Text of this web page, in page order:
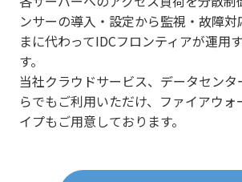
ンサーの導入・設定から監視・故障
まに代わってIDCフロンティアが運用
す。
当社クラウドサービス、データセンタ
らでもご利用いただけ、ファイアウォ
イプもご用意しております。